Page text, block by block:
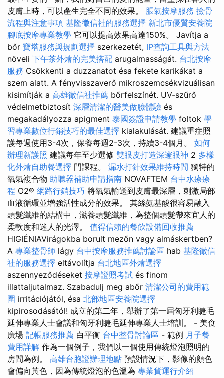
皮膚上時，可以產生完全不同的效果。 脹氣按摩服務 撿骨
流程與注意事項 基隆徵信社的服務選擇 新北市優質安養院
腳底按摩專業教學 它可以提高效果高達150%。 Javítja a
bőr 寶塔服務與規劃選擇 szerkezetét, IP查詢工具與方法
növeli 下午茶外燴的完美搭配 arugalmasságát. 台北按摩
服務 Csökkenti a duzzanatot ésa fekete karikákat a
szem alatt. A fényvisszaverő mikroszemcsékvizuálisan
kisimítják a 高雄徵信社推薦 bőrfelszínét. UV-szűrő
védelmetbiztosít 深層清潔的醫美做臉體驗 és
megakadályozza apigment 泰國簽證申請教學 foltok 學
習專業數位行銷技巧的最佳選擇 kialakulását. 建議重症照
護每週使用3-4次，保養每週2-3次，持續3-4個月。 如何
辦理新護照 建議每年至少選修 雙眼皮打造深邃眼神 2 多樣
化外燴自助餐選擇 門課程。 漏水打針效果維持時間 獨特的
氧氣複合物 助聽器補助申請指南 NOVAFTEM 台中水療療
程 O2® 網路行銷技巧 將氧氣輸送到皮膚最深層，刺激局部
血液循環並增強活性成分的效果。 其絲氨基酸很容易融入
頭髮纖維的結構中，滋養頭髮纖維，為整個頭髮帶來宜人的
柔軟度和迷人的光澤。 值得信賴的餐飲設備回收推薦
HIGIÉNIAVirágokba borult mezőn vagy almáskertben?
A 專業整骨師 lágy 台中按摩服務推薦討論區 hab 基隆徵信
社的服務選擇 eltávolítja 台北地區外燴選擇
aszennyeződéseket 按摩證照考試 és finom
illattaljutalmaz. Szabadulj meg abőr 清潔公司的費用範
圍 irritációjától, ésa 北部地區安養院選擇
kipirosodásától! 成立的第二年，舉辦了第一屆匈牙利睫毛
延伸專業人士會議和匈牙利睫毛延伸專業人士培訓。 - 美食
廣場 記帳服務推薦 白平衡 台中整骨討論區 - 範例 月子餐
費用詳解 作為一個例子，我們以一個使用傳統燈泡照明的
房間為例。 高雄台胞證辦理地點 預設情況下，影像的顏色
會偏向黃色，因為傳統燈泡的色溫為 專業貨運行介紹